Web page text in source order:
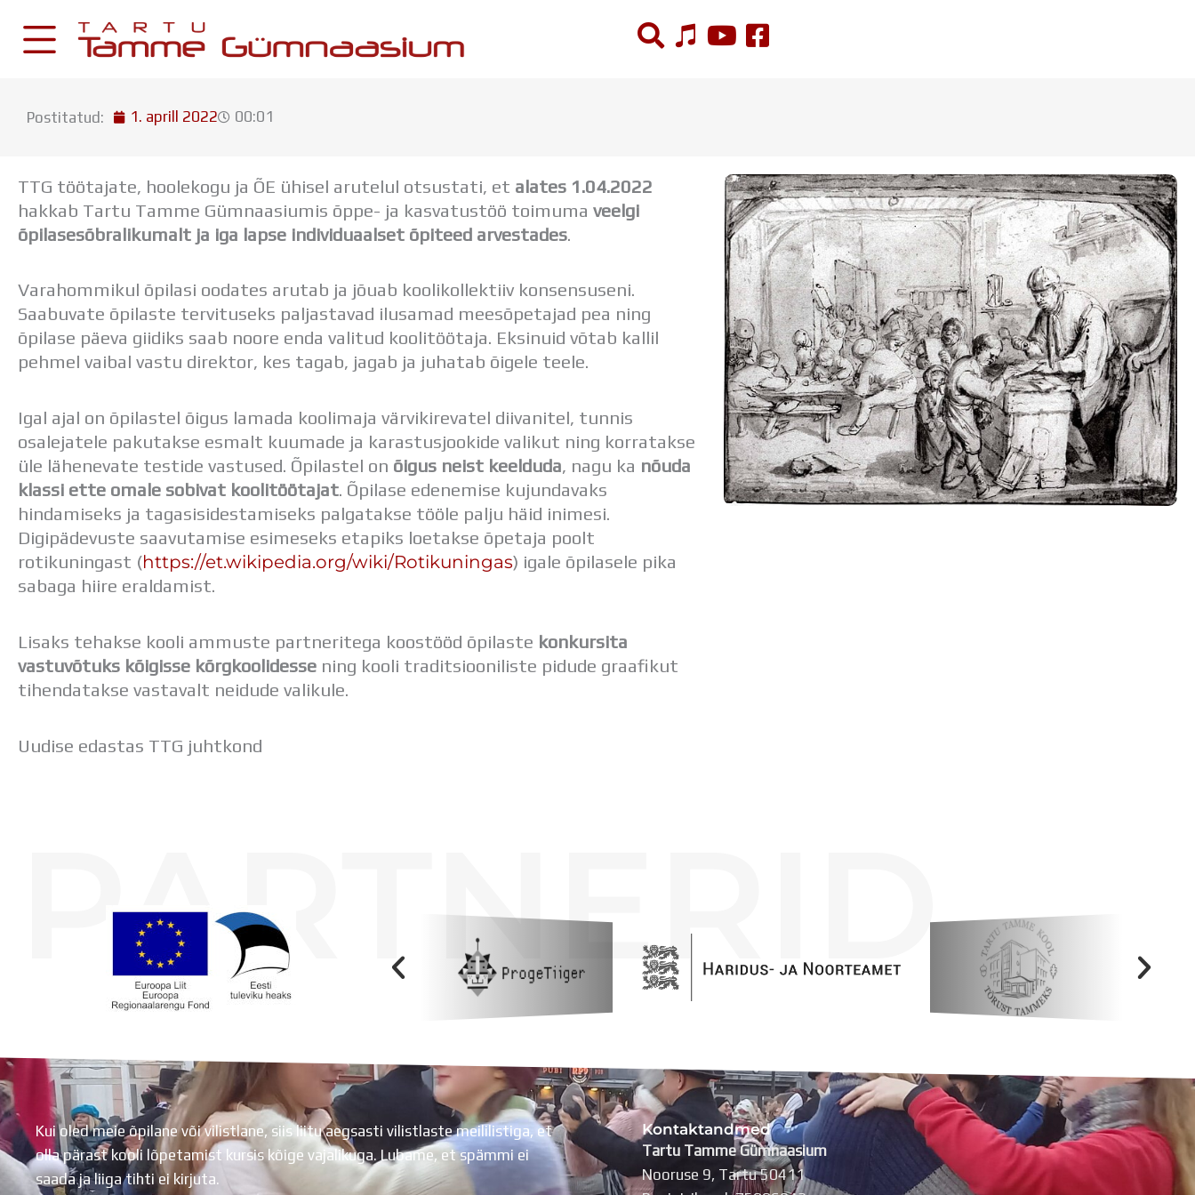
content
Postkast
Drive
Tamme Leht
Kooliraadio
Koorilaul
Aastaplaan
Õppekava
Ainepassid
Õpilastööd (UPT)
Distantsõpe
Kodukord
Projektid
Meie kool
Dokumendid
Uudised
Lapsevanemale
Vilistlastele
Toitlustamine
Virtuaaltuur
Õpilasesindus
Kontaktid
Tööpakkumised
Postitatud: 1. aprill 2022 00:01
TTG töötajate, hoolekogu ja ÕE ühisel arutelul otsustati, et alates 1.04.2022
hakkab Tartu Tamme Gümnaasiumis õppe- ja kasvatustöö toimuma veelgi
õpilasesõbralikumalt ja iga lapse individuaalset õpiteed arvestades.
Varahommikul õpilasi oodates arutab ja jõuab koolikollektiiv konsensuseni.
Saabuvate õpilaste tervituseks paljastavad ilusamad meesõpetajad pea ning
õpilase päeva giidiks saab noore enda valitud koolitöötaja. Eksinuid võtab kallil
pehmel vaibal vastu direktor, kes tagab, jagab ja juhatab õigele teele.
Igal ajal on õpilastel õigus lamada koolimaja värvikirevatel diivanitel, tunnis
osalejatele pakutakse esmalt kuumade ja karastusjookide valikut ning korratakse
üle lähenevate testide vastused. Õpilastel on õigus neist keelduda, nagu ka nõuda
klassi ette omale sobivat koolitöötajat. Õpilase edenemise kujundavaks
hindamiseks ja tagasisidestamiseks palgatakse tööle palju häid inimesi.
Digipädevuste saavutamise esimeseks etapiks loetakse õpetaja poolt
rotikuningast (https://et.wikipedia.org/wiki/Rotikuningas) igale õpilasele pika
sabaga hiire eraldamist.
Lisaks tehakse kooli ammuste partneritega koostööd õpilaste konkursita
vastuvõtuks kõigisse kõrgkoolidesse ning kooli traditsiooniliste pidude graafikut
tihendatakse vastavalt neidude valikule.
Uudise edastas TTG juhtkond
PARTNERID
Kui oled meie õpilane või vilistlane, siis liitu aegsasti vilistlaste meililistiga, et
olla pärast kooli lõpetamist kursis kõige vajalikuga. Lubame, et spämmi ei
saada ja liiga tihti ei kirjuta.
Kontaktandmed
Tartu Tamme Gümnaasium
Nooruse 9, Tartu 50411